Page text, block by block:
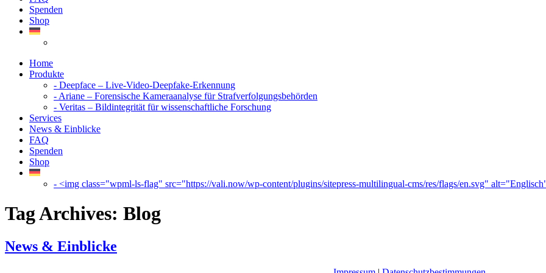
Spenden
Shop
Home
Produkte
- Deepface – Live-Video-Deepfake-Erkennung
- Ariane – Forensische Kameraanalyse für Strafverfolgungsbehörden
- Veritas – Bildintegrität für wissenschaftliche Forschung
Services
News & Einblicke
FAQ
Spenden
Shop
- <img class="wpml-ls-flag" src="https://vali.now/wp-content/plugins/sitepress-multilingual-cms/res/flags/en.svg"
Tag Archives: Blog
News & Einblicke